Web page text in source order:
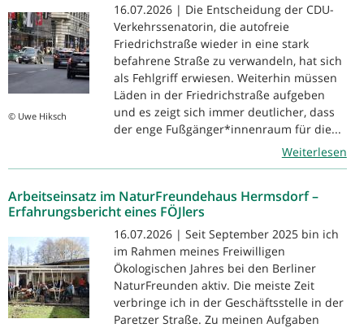
© Uwe Hiksch
16.07.2026 | Die Entscheidung der CDU-
Verkehrssenatorin, die autofreie
Friedrichstraße wieder in eine stark
befahrene Straße zu verwandeln, hat sich
als Fehlgriff erwiesen. Weiterhin müssen
Läden in der Friedrichstraße aufgeben
und es zeigt sich immer deutlicher, dass
der enge Fußgänger*innenraum für die...
Weiterlesen
Arbeitseinsatz im NaturFreundehaus Hermsdorf –
Erfahrungsbericht eines FÖJlers
16.07.2026 | Seit September 2025 bin ich
im Rahmen meines Freiwilligen
Ökologischen Jahres bei den Berliner
NaturFreunden aktiv. Die meiste Zeit
verbringe ich in der Geschäftsstelle in der
Paretzer Straße. Zu meinen Aufgaben